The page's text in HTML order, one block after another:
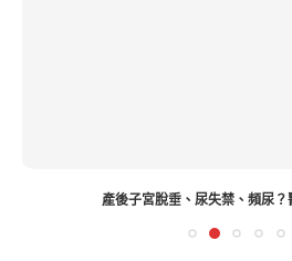
產後子宮脫垂、尿失禁、頻尿